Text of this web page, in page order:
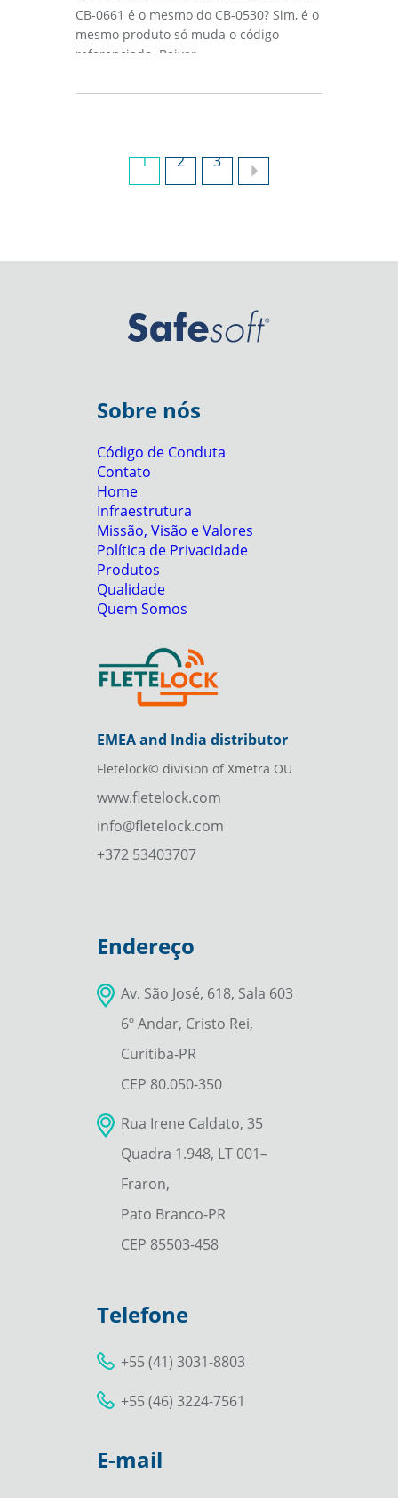
CB-0661 é o mesmo do CB-0530? Sim, é o
mesmo produto só muda o código
referenciado. Baixar...
1 2 3
Sobre nós
Código de Conduta
Contato
Home
Infraestrutura
Missão, Visão e Valores
Política de Privacidade
Produtos
Qualidade
Quem Somos
EMEA and India distributor
Fletelock© division of Xmetra OU
www.fletelock.com
info@fletelock.com
+372 53403707
Endereço
Av. São José, 618, Sala 603
6º Andar, Cristo Rei,
Curitiba-PR
CEP 80.050-350
Rua Irene Caldato, 35
Quadra 1.948, LT 001–
Fraron,
Pato Branco-PR
CEP 85503-458
Telefone
+55 (41) 3031-8803
+55 (46) 3224-7561
E-mail